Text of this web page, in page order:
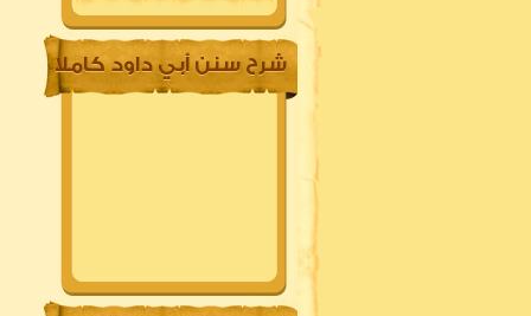
شرح سنن أبي داود كاملا